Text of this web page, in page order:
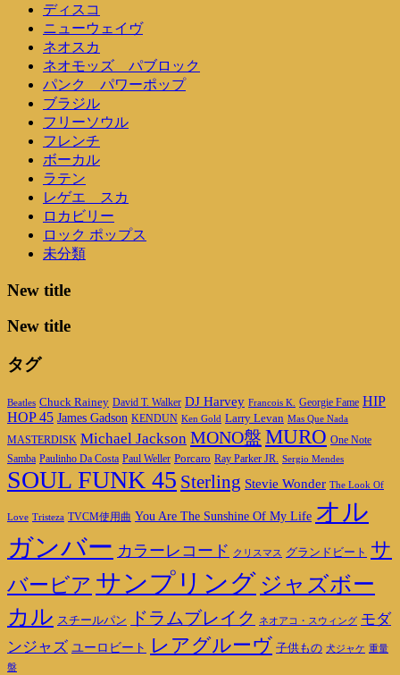
ディスコ
ニューウェイヴ
ネオスカ
ネオモッズ パブロック
パンク パワーポップ
ブラジル
フリーソウル
フレンチ
ボーカル
ラテン
レゲエ スカ
ロカビリー
ロック ポップス
未分類
New title
New title
タグ
Beatles Chuck Rainey David T. Walker DJ Harvey Francois K. Georgie Fame HIP
HOP 45 James Gadson KENDUN Ken Gold Larry Levan Mas Que Nada
MASTERDISK Michael Jackson MONO盤 MURO One Note
Samba Paulinho Da Costa Paul Weller Porcaro Ray Parker JR. Sergio Mendes
SOUL FUNK 45 Sterling Stevie Wonder The Look Of
Love Tristeza TVCM使用曲 You Are The Sunshine Of My Life オル
ガンバー カラーレコード クリスマス グランドビート サ
バービア サンプリング ジャズボー
カル スチールパン ドラムブレイク ネオアコ・スウィング モダ
ンジャズ ユーロビート レアグルーヴ 子供もの 犬ジャケ 重量
盤